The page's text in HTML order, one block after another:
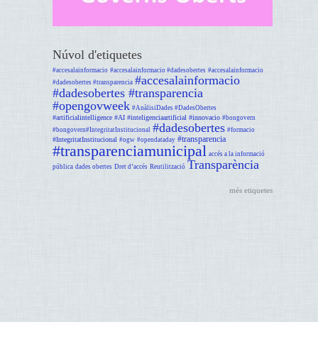
Núvol d'etiquetes
#accesalainformacio #accesalainformacio #dadesobertes #accesalainformacio
#dadesobertes #transparencia #accesalainformacio
#dadesobertes #transparencia
#opengovweek #AnàlisiDades #DadesObertes
#artificialintelligence #AI #inteligenciaartificial #innovacio #bongovern
#bongovern#IntegritatInstitucional #dadesobertes #formacio
#IntegritatInstitucional #ogw #opendataday #transparencia
#transparenciamunicipal accés a la informació
pública dades obertes Dret d’accés Reutilització Transparència
més etiquetes